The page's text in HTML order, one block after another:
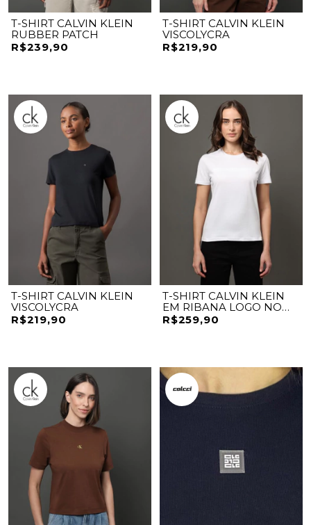
T-SHIRT CALVIN KLEIN
RUBBER PATCH
R$239,90
T-SHIRT CALVIN KLEIN
VISCOLYCRA
R$219,90
T-SHIRT CALVIN KLEIN
VISCOLYCRA
R$219,90
T-SHIRT CALVIN KLEIN
EM RIBANA LOGO NO
PEITO
R$259,90